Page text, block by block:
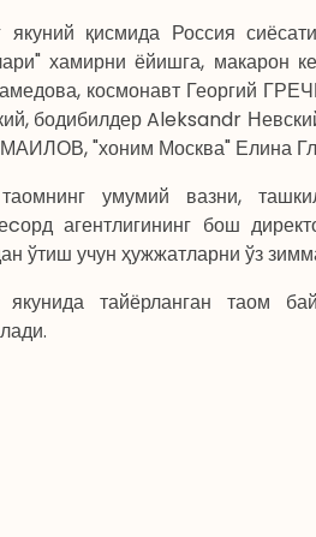
қисмида Россия
хамирни ёйишга, макарон
космонавт Георгий
бодибилдер Aleksandr
"хоним Москва" Елина
умумий вазни,
агентлигининг бош
ўтиш учун ҳужжатларни ўз
якунида тайёрланган таом